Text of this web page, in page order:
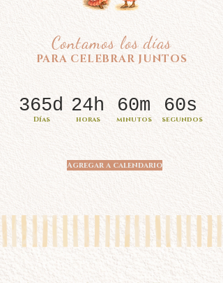
Contamos los días
PARA CELEBRAR JUNTOS
Días horas minutos segundos
365d 24h 60m 60s
Agregar a calendario